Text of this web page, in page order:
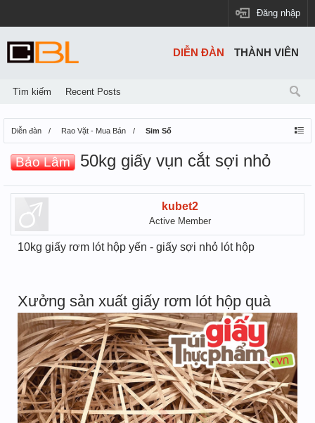
Đăng nhập
Diễn đàn Rao Vặt - Mua Bán Sim Số
Bảo Lâm 50kg giấy vụn cắt sợi nhỏ
kubet2
Active Member
10kg giấy rơm lót hộp yến - giấy sợi nhỏ lót hộp
Xưởng sản xuất giấy rơm lót hộp quà
DIỄN ĐÀN
Tìm kiếm Recent Posts
THÀNH VIÊN